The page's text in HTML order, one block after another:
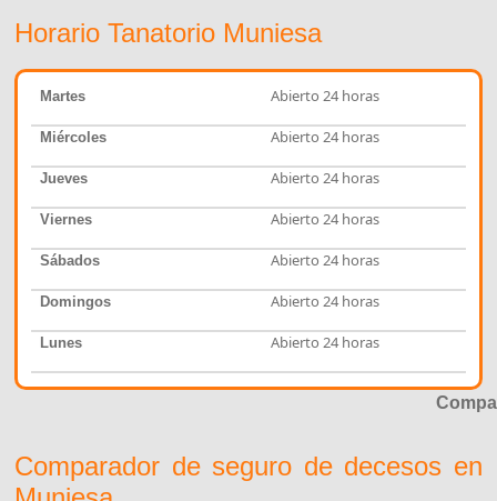
Horario Tanatorio Muniesa
Martes Abierto 24 horas
Miércoles Abierto 24 horas
Jueves Abierto 24 horas
Viernes Abierto 24 horas
Sábados Abierto 24 horas
Domingos Abierto 24 horas
Lunes Abierto 24 horas
Comparador de seguro de decesos en